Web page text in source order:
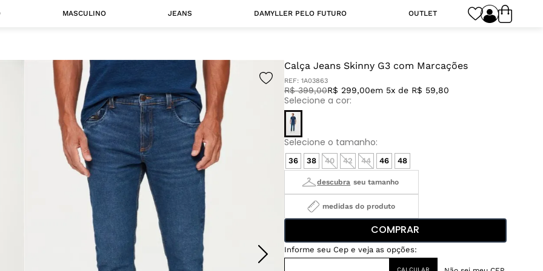
MASCULINO JEANS
Camisas
Jaquetas
DAMYLLER PELO FUTURO OUTLET
Calça Jeans Skinny G3 com Marcações
REF: 1A03863
R$ 399,00R$ 299,00em 5x de R$ 59,80
36 38 40 42 44 46 48
medidas do produto
COMPRAR